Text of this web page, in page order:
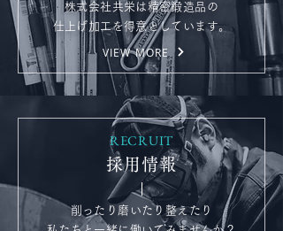
株式会社共栄は精密鍛造品の
仕上げ加工を得意としています。
VIEW MORE
RECRUIT
採用情報
削ったり磨いたり整えたり